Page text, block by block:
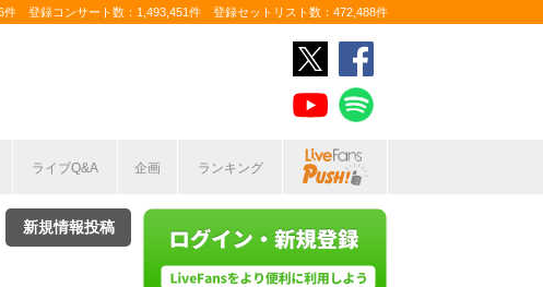
件 登録コンサート数：1,493,451件 登録セットリスト数：472,488件
ライブQ&A 企画 ランキング
新規情報投稿